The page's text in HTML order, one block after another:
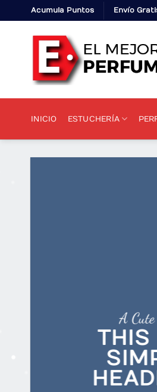
to
content
Acumula Puntos Envío
INICIO ESTUCHERÍA
A
THIS